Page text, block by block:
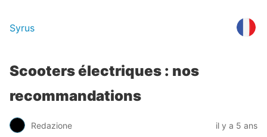
Syrus
Scooters électriques : nos
recommandations
Redazione il y a 5 ans